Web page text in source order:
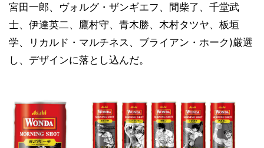
宮田一郎、ヴォルグ・ザンギエフ、間柴了、千堂武
士、伊達英二、鷹村守、青木勝、木村タツヤ、板垣
学、リカルド・マルチネス、ブライアン・ホーク)厳選
し、デザインに落とし込んだ。